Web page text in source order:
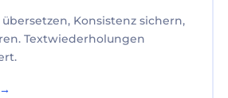
Konsistenz sichern,
Textwiederholungen